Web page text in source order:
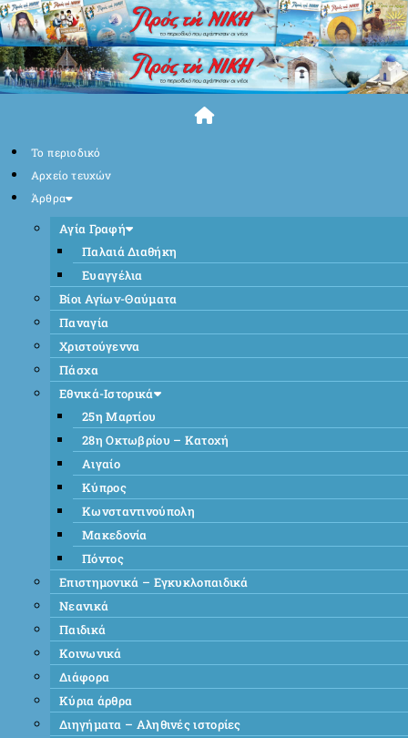
Skip
to
content
Το περιοδικό
Αρχείο τευχών
Άρθρα
Αγία Γραφή
Παλαιά Διαθήκη
Ευαγγέλια
Βίοι Αγίων-Θαύματα
Παναγία
Χριστούγεννα
Πάσχα
Εθνικά-Ιστορικά
25η Μαρτίου
28η Οκτωβρίου – Κατοχή
Αιγαίο
Κύπρος
Κωνσταντινούπολη
Μακεδονία
Πόντος
Επιστημονικά – Εγκυκλοπαιδικά
Νεανικά
Παιδικά
Κοινωνικά
Διάφορα
Κύρια άρθρα
Διηγήματα – Αληθινές ιστορίες